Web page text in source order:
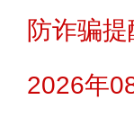
免责声
理，不
页面信
防诈骗
2026年